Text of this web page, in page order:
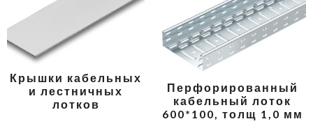
Крышки кабельных
и лестничных
лотков
Перфорированный
кабельный лоток
600*100, толщ 1,0 мм